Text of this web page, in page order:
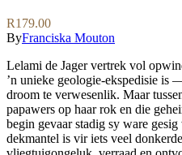
R179.00
ByFranciska Mouton
Lelami de Jager vertrek vol
’n unieke geologie-ekspedisie is
droom te verwesenlik. Maar
papawers op haar rok en die
begin gevaar stadig sy ware
dekmantel is vir iets veel